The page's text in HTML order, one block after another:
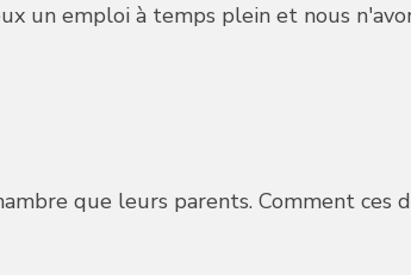
un emploi à temps plein et nous
que leurs parents. Comment ces